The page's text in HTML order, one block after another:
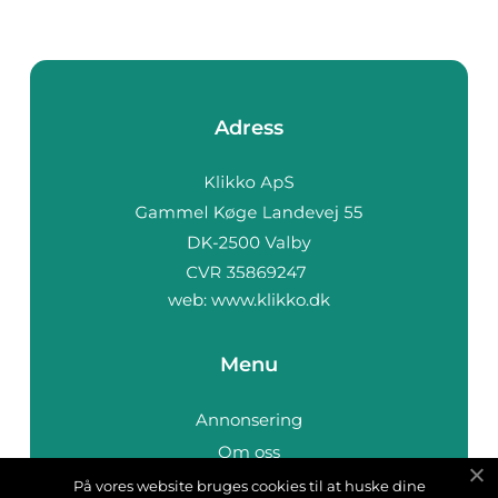
Adress
web: www.klikko.dk
Menu
Annonsering
Om oss
Cookies
På vores website bruges cookies til at huske dine